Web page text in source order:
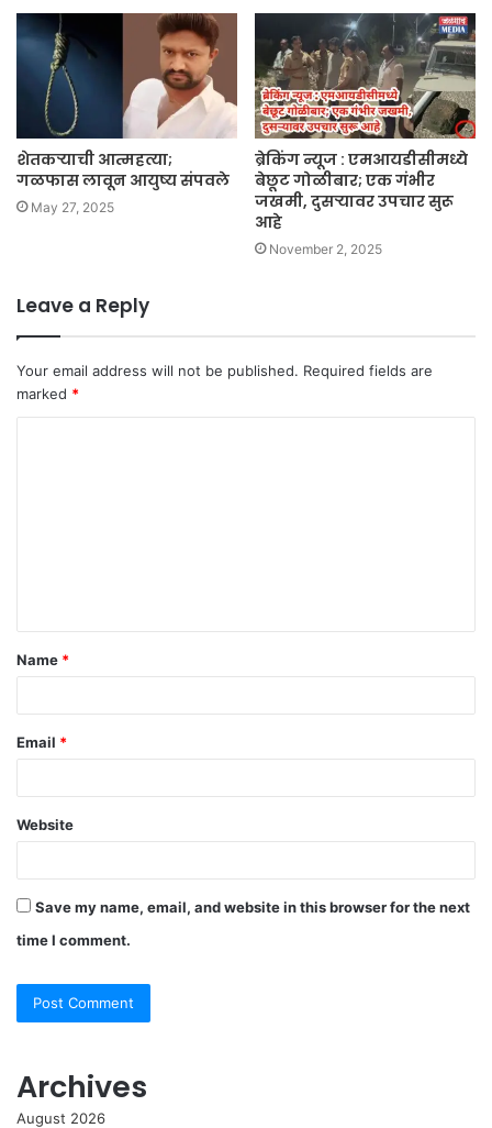
शेतकऱ्याची आत्महत्या;
गळफास लावून आयुष्य संपवले
May 27, 2025
ब्रेकिंग न्यूज : एमआयडीसीमध्ये
बेछूट गोळीबार; एक गंभीर
जखमी, दुसऱ्यावर उपचार सुरू
आहे
November 2, 2025
Leave a Reply
Your email address will not be published. Required fields are
marked *
t
*
Name *
Email *
Website
Save my name, email, and website in this browser for the next
time I comment.
Archives
August 2026